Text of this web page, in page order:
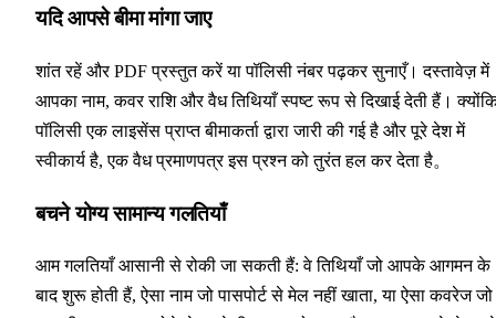
यदि आपसे बीमा मांगा जाए
शांत रहें और PDF प्रस्तुत करें या पॉलिसी नंबर पढ़कर सुनाएँ। दस्तावेज़ में
आपका नाम, कवर राशि और वैध तिथियाँ स्पष्ट रूप से दिखाई देती हैं।
पॉलिसी एक लाइसेंस प्राप्त बीमाकर्ता द्वारा जारी की गई है और पूरे देश में
स्वीकार्य है, एक वैध प्रमाणपत्र इस प्रश्न को तुरंत हल कर देता है。
बचने योग्य सामान्य गलतियाँ
आम गलतियाँ आसानी से रोकी जा सकती हैं: वे तिथियाँ जो आपके आगमन के
बाद शुरू होती हैं, ऐसा नाम जो पासपोर्ट से मेल नहीं खाता, या ऐसा कवरेज जो